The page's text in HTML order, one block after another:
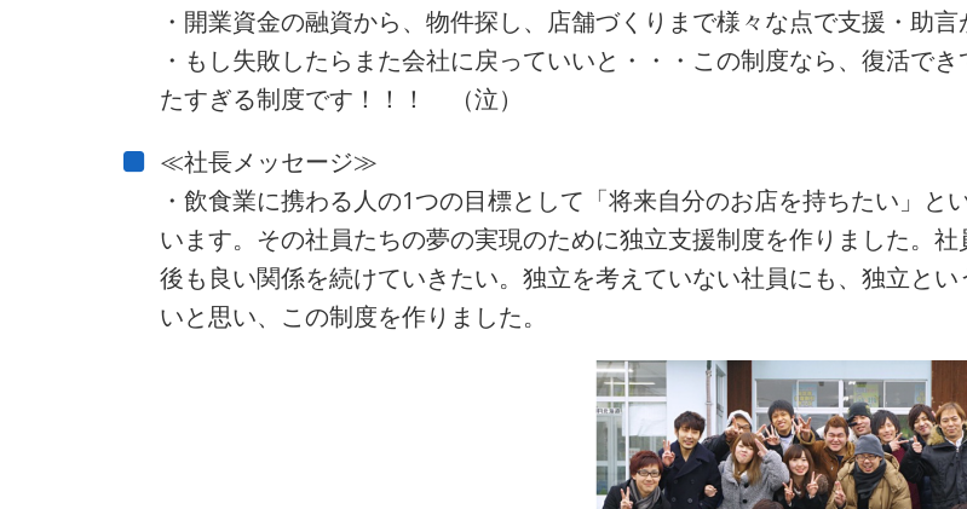
・開業資金の融資から、物件探し、店舗づくりまで様々な点で支援・助言
・もし失敗したらまた会社に戻っていいと・・・この制度なら、復活で
たすぎる制度です！！！ （泣）
≪社長メッセージ≫
・飲食業に携わる人の1つの目標として「将来自分のお店を持ちたい」
います。その社員たちの夢の実現のために独立支援制度を作りました。
後も良い関係を続けていきたい。独立を考えていない社員にも、独立と
いと思い、この制度を作りました。